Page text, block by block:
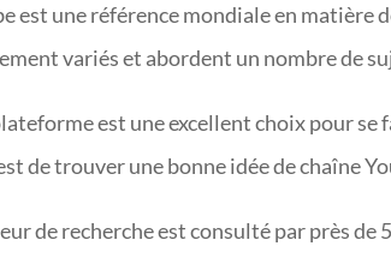
est une référence mondiale en matière
variés et abordent un nombre de
est une excellent choix pour se
de trouver une bonne idée de chaîne
de recherche est consulté par près